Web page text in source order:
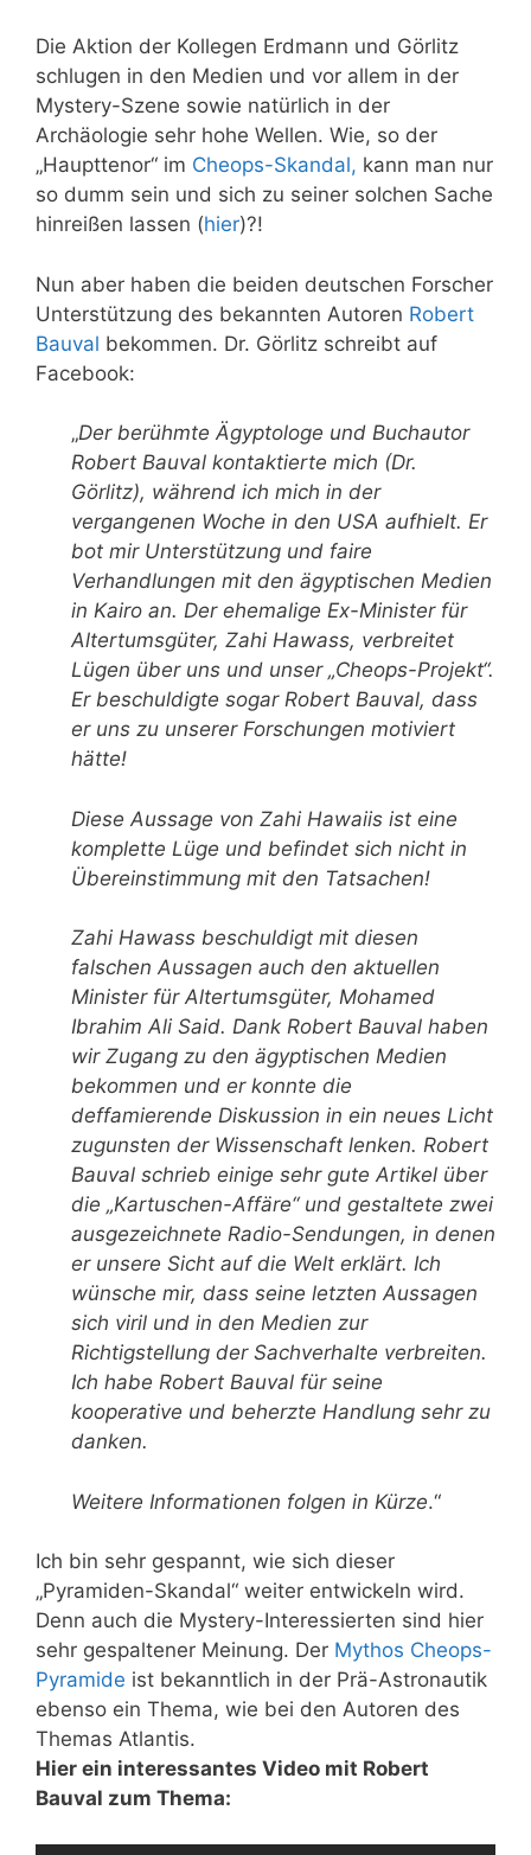
Die Aktion der Kollegen Erdmann und Görlitz
schlugen in den Medien und vor allem in der
Mystery-Szene sowie natürlich in der
Archäologie sehr hohe Wellen. Wie, so der
„Haupttenor“ im Cheops-Skandal, kann man nur
so dumm sein und sich zu seiner solchen Sache
hinreißen lassen (hier)?!
Nun aber haben die beiden deutschen Forscher
Unterstützung des bekannten Autoren Robert
Bauval bekommen. Dr. Görlitz schreibt auf
Facebook:
„Der berühmte Ägyptologe und Buchautor
Robert Bauval kontaktierte mich (Dr.
Görlitz), während ich mich in der
vergangenen Woche in den USA aufhielt. Er
bot mir Unterstützung und faire
Verhandlungen mit den ägyptischen Medien
in Kairo an. Der ehemalige Ex-Minister für
Altertumsgüter, Zahi Hawass, verbreitet
Lügen über uns und unser „Cheops-Projekt“.
Er beschuldigte sogar Robert Bauval, dass
er uns zu unserer Forschungen motiviert
hätte!
Diese Aussage von Zahi Hawaiis ist eine
komplette Lüge und befindet sich nicht in
Übereinstimmung mit den Tatsachen!
Zahi Hawass beschuldigt mit diesen
falschen Aussagen auch den aktuellen
Minister für Altertumsgüter, Mohamed
Ibrahim Ali Said. Dank Robert Bauval haben
wir Zugang zu den ägyptischen Medien
bekommen und er konnte die
deffamierende Diskussion in ein neues Licht
zugunsten der Wissenschaft lenken. Robert
Bauval schrieb einige sehr gute Artikel über
die „Kartuschen-Affäre“ und gestaltete zwei
ausgezeichnete Radio-Sendungen, in denen
er unsere Sicht auf die Welt erklärt. Ich
wünsche mir, dass seine letzten Aussagen
sich viril und in den Medien zur
Richtigstellung der Sachverhalte verbreiten.
Ich habe Robert Bauval für seine
kooperative und beherzte Handlung sehr zu
danken.
Weitere Informationen folgen in Kürze.“
Ich bin sehr gespannt, wie sich dieser
„Pyramiden-Skandal“ weiter entwickeln wird.
Denn auch die Mystery-Interessierten sind hier
sehr gespaltener Meinung. Der Mythos Cheops-
Pyramide ist bekanntlich in der Prä-Astronautik
ebenso ein Thema, wie bei den Autoren des
Themas Atlantis.
Hier ein interessantes Video mit Robert
Bauval zum Thema: